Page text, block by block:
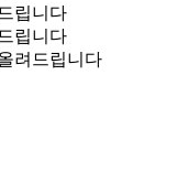
립니다
립니다
려드립니다